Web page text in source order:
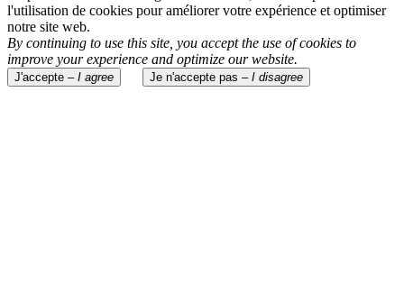
l'utilisation de cookies pour améliorer votre expérience et optimiser
notre site web.
By continuing to use this site, you accept the use of cookies to
improve your experience and optimize our website.
J'accepte – I agree Je n'accepte pas – I disagree